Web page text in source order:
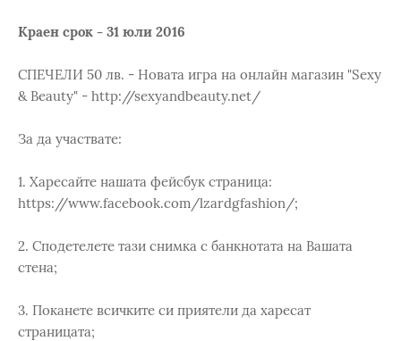
Краен срок - 31 юли 2016
СПЕЧЕЛИ 50 лв. - Новата игра на онлайн магазин "Sexy
& Beauty" - http://sexyandbeauty.net/
За да участвате:
1. Харесайте нашата фейсбук страница:
https://www.facebook.com/lzardgfashion/;
2. Сподетелете тази снимка с банкнотата на Вашата
стена;
3. Поканете всичките си приятели да харесат
страницата;